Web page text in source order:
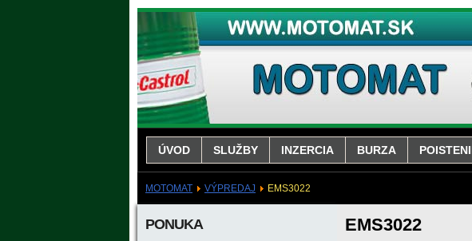
ÚVOD SLUŽBY INZERCIA BURZA
MOTOMAT VÝPREDAJ EMS3022
PONUKA EMS3022